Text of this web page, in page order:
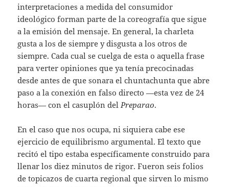
interpretaciones a medida del consumidor
ideológico forman parte de la coreografía que sigue
a la emisión del mensaje. En general, la charleta
gusta a los de siempre y disgusta a los otros de
siempre. Cada cual se cuelga de esta o aquella frase
para verter opiniones que ya tenía precocinadas
desde antes de que sonara el chuntachunta que abre
paso a la conexión en falso directo —esta vez de 24
horas— con el casuplón del Preparao.
En el caso que nos ocupa, ni siquiera cabe ese
ejercicio de equilibrismo argumental. El texto que
recitó el tipo estaba específicamente construido para
llenar los diez minutos de rigor. Fueron seis folios
de topicazos de cuarta regional que sirven lo mismo